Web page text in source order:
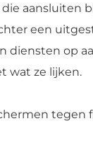
aansluiten
een
diensten op
wat ze lijken.
tegen